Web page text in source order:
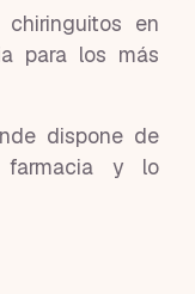
en
para los más
dispone de
farmacia y lo